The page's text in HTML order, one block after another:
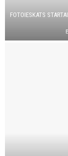
FOTOIESKATS